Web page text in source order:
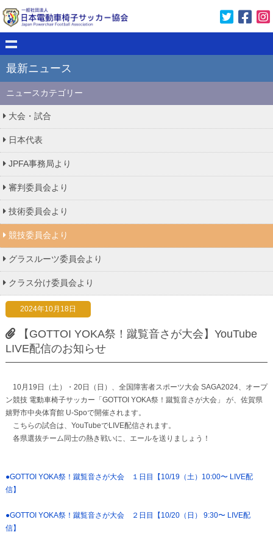
最新ニュース
ニュースカテゴリー
大会・試合
日本代表
JPFA事務局より
審判委員会より
技術委員会より
競技委員会より
グラスルーツ委員会より
クラス分け委員会より
2024年10月18日
【GOTTOI YOKA祭！蹴覧音さが大会】YouTube
LIVE配信のお知らせ
10月19日（土）・20日（日）、全国障害者スポーツ大会 SAGA2024、オープ
ン競技 電動車椅子サッカー「GOTTOI YOKA祭！蹴覧音さが大会」 が、佐賀県
嬉野市中央体育館 U-Spoで開催されます。
こちらの試合は、YouTubeでLIVE配信されます。
各県選抜チーム同士の熱き戦いに、エールを送りましょう！
●GOTTOI YOKA祭！蹴覧音さが大会 １日目【10/19（土）10:00〜 LIVE配
信】
●GOTTOI YOKA祭！蹴覧音さが大会 ２日目【10/20（日） 9:30〜 LIVE配
信】